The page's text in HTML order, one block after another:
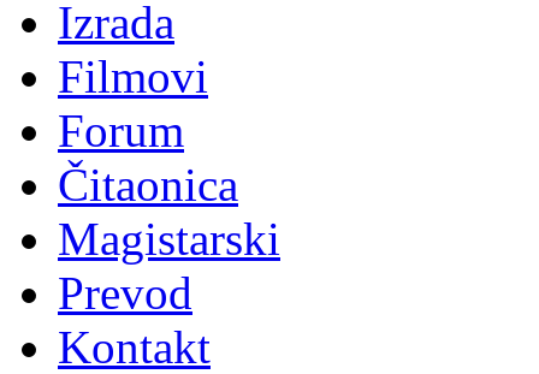
Izrada
Filmovi
Forum
Čitaonica
Magistarski
Prevod
Kontakt